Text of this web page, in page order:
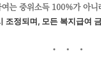
는 중위소득 100%가 아
조정되며, 모든 복지급여